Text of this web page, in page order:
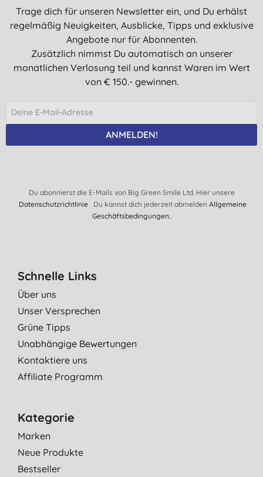
Trage dich für unseren Newsletter ein, und Du erhälst
regelmäßig Neuigkeiten, Ausblicke, Tipps und exklusive
Angebote nur für Abonnenten.
Zusätzlich nimmst Du automatisch an unserer
monatlichen Verlosung teil und kannst Waren im Wert
von € 150.- gewinnen.
ANMELDEN!
Du abonnierst die E-Mails von Big Green Smile Ltd. Hier unsere
DatenschutzrichtlinieDu kannst dich jederzeit abmelden Allgemeine
Geschäftsbedingungen..
Schnelle Links
Über uns
Unser Versprechen
Grüne Tipps
Unabhängige Bewertungen
Kontaktiere uns
Affiliate Programm
Kategorie
Marken
Neue Produkte
Bestseller